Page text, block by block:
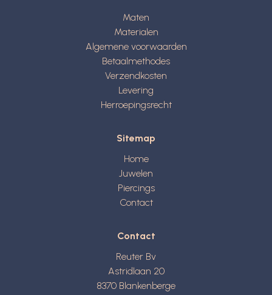
Maten
Materialen
Algemene voorwaarden
Betaalmethodes
Verzendkosten
Levering
Herroepingsrecht
Sitemap
Home
Juwelen
Piercings
Contact
Contact
Reuter Bv
Astridlaan 20
8370 Blankenberge